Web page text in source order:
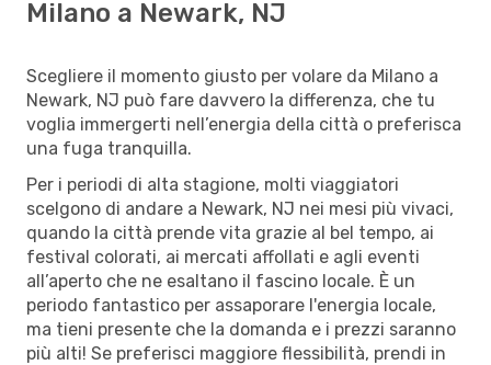
Milano a Newark, NJ
Scegliere il momento giusto per volare da Milano a
Newark, NJ può fare davvero la differenza, che tu
voglia immergerti nell’energia della città o preferisca
una fuga tranquilla.
Per i periodi di alta stagione, molti viaggiatori
scelgono di andare a Newark, NJ nei mesi più vivaci,
quando la città prende vita grazie al bel tempo, ai
festival colorati, ai mercati affollati e agli eventi
all’aperto che ne esaltano il fascino locale. È un
periodo fantastico per assaporare l'energia locale,
ma tieni presente che la domanda e i prezzi saranno
più alti! Se preferisci maggiore flessibilità, prendi in